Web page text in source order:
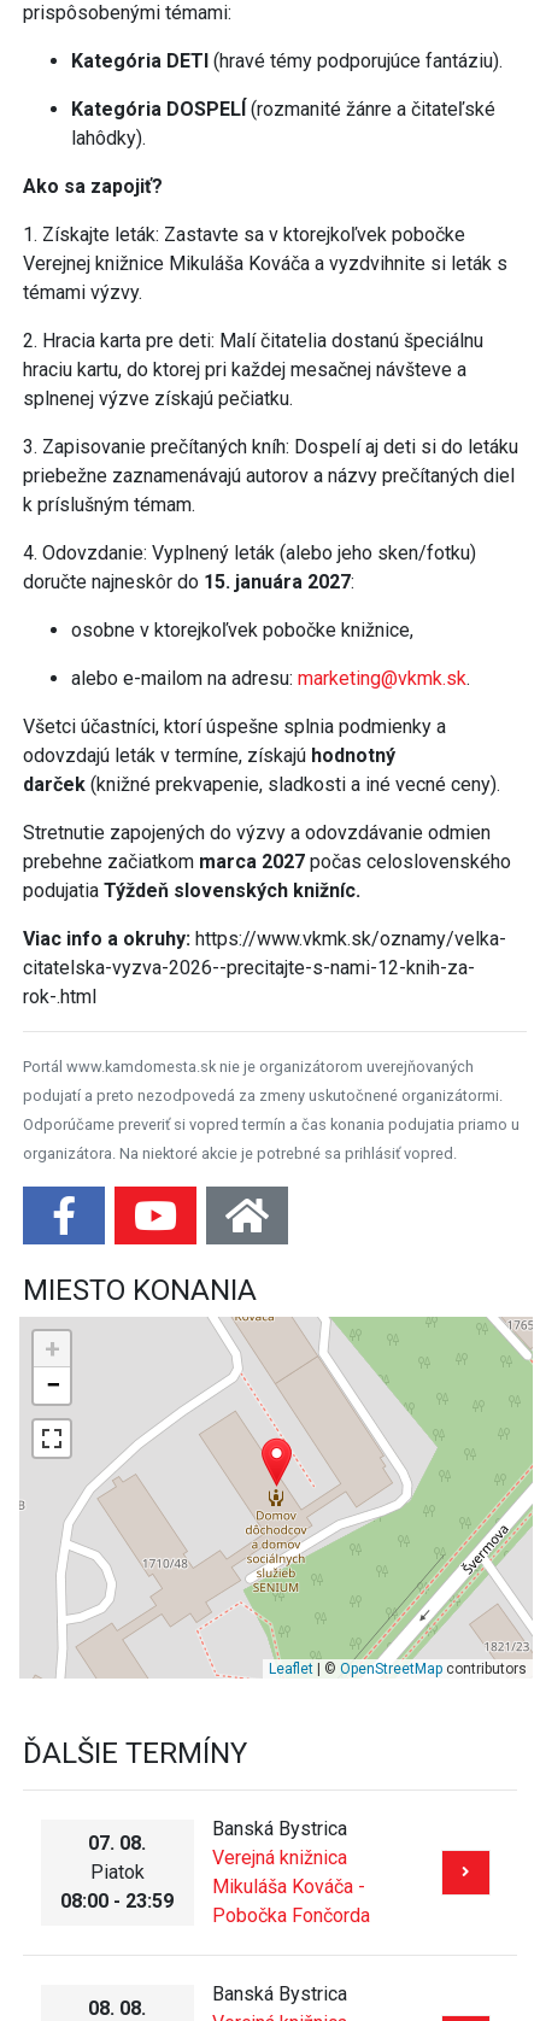
prispôsobenými témami:
Kategória DETI (hravé témy podporujúce fantáziu).
Kategória DOSPELÍ (rozmanité žánre a čitateľské
lahôdky).
Ako sa zapojiť?
1. Získajte leták: Zastavte sa v ktorejkoľvek pobočke
Verejnej knižnice Mikuláša Kováča a vyzdvihnite si leták s
témami výzvy.
2. Hracia karta pre deti: Malí čitatelia dostanú špeciálnu
hraciu kartu, do ktorej pri každej mesačnej návšteve a
splnenej výzve získajú pečiatku.
3. Zapisovanie prečítaných kníh: Dospelí aj deti si do letáku
priebežne zaznamenávajú autorov a názvy prečítaných diel
k príslušným témam.
4. Odovzdanie: Vyplnený leták (alebo jeho sken/fotku)
doručte najneskôr do 15. januára 2027:
osobne v ktorejkoľvek pobočke knižnice,
alebo e-mailom na adresu: marketing@vkmk.sk.
Všetci účastníci, ktorí úspešne splnia podmienky a
odovzdajú leták v termíne, získajú hodnotný
darček (knižné prekvapenie, sladkosti a iné vecné ceny).
Stretnutie zapojených do výzvy a odovzdávanie odmien
prebehne začiatkom marca 2027 počas celoslovenského
podujatia Týždeň slovenských knižníc.
Viac info a okruhy: https://www.vkmk.sk/oznamy/velka-
citatelska-vyzva-2026--precitajte-s-nami-12-knih-za-
rok-.html
Portál www.kamdomesta.sk nie je organizátorom uverejňovaných
podujatí a preto nezodpovedá za zmeny uskutočnené organizátormi.
Odporúčame preveriť si vopred termín a čas konania podujatia priamo u
organizátora. Na niektoré akcie je potrebné sa prihlásiť vopred.
MIESTO KONANIA
+
−
Leaflet| © OpenStreetMapcontributors
ĎALŠIE TERMÍNY
07. 08.
Piatok
08:00 - 23:59
Banská Bystrica
Verejná knižnica
Mikuláša Kováča -
Pobočka Fončorda
08. 08.
Banská Bystrica